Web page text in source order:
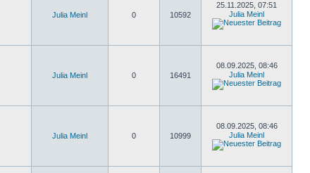
Julia Meinl 0 10592
25.11.2025, 07:51
Julia Meinl
Julia Meinl 0 16491
08.09.2025, 08:46
Julia Meinl
Julia Meinl 0 10999
08.09.2025, 08:46
Julia Meinl